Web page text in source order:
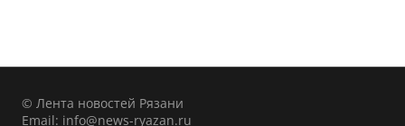
© Лента новостей Рязани
Email: info@news-ryazan.ru